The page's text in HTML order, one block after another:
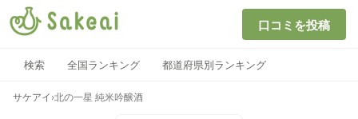
口コミを投稿
検索 全国ランキング 都道府県別ランキング
サケアイ ›北の一星 純米吟醸酒